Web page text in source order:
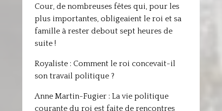
Cour, de nombreuses fêtes qui, pour les
plus importantes, obligeaient le roi et sa
famille à rester debout sept heures de
suite !
Royaliste : Comment le roi concevait-il
son travail politique ?
Anne Martin-Fugier : La vie politique
courante du roi est faite de rencontres